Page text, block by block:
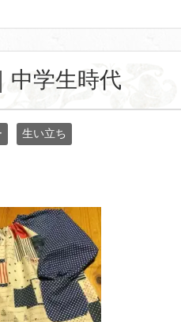
中学生時代
生い立ち